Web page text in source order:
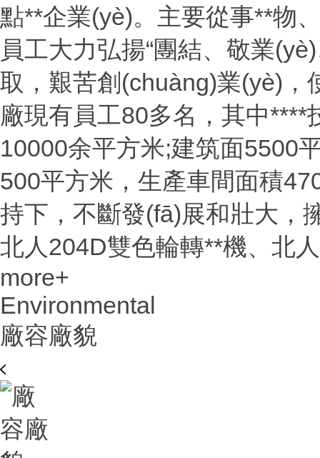
點**企業(yè)。主要從事**物
員工大力弘揚“團結、敬業
取，艱苦創(chuàng)業(yè)，
廠現有員工80多名，其中
10000余平方米;建筑面5500
500平方米，生產車間面積
持下，不斷發(fā)展和壯大，
北人204D雙色輪轉**機、北
more+
Environmental
廠容廠貌